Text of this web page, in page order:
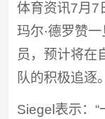
体育资讯7月7
玛尔·德罗赞
员，预计将在
队的积极追逐。
Siegel表示：“